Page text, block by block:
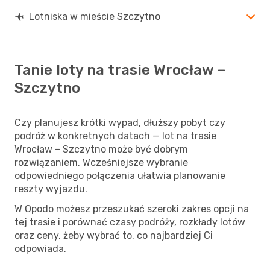
Lotniska w mieście Szczytno
Tanie loty na trasie Wrocław –
Szczytno
Czy planujesz krótki wypad, dłuższy pobyt czy
podróż w konkretnych datach — lot na trasie
Wrocław – Szczytno może być dobrym
rozwiązaniem. Wcześniejsze wybranie
odpowiedniego połączenia ułatwia planowanie
reszty wyjazdu.
W Opodo możesz przeszukać szeroki zakres opcji na
tej trasie i porównać czasy podróży, rozkłady lotów
oraz ceny, żeby wybrać to, co najbardziej Ci
odpowiada.